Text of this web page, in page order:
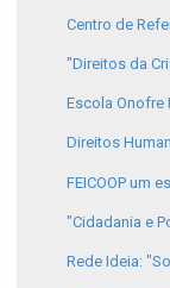
Centro de
"Direitos da
Escola Onofre
Direitos
FEICOOP um
"Cidadania e
Rede Ideia: